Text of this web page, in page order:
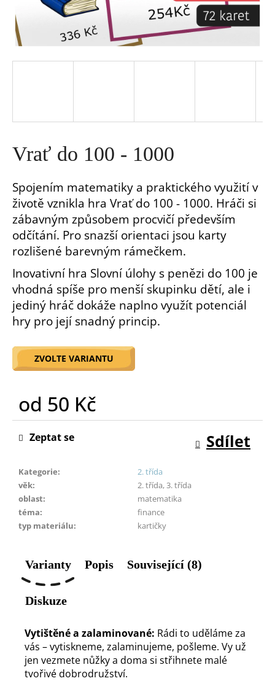
Vrať do 100 - 1000
Spojením matematiky a praktického využití v
životě vznikla hra Vrať do 100 - 1000. Hráči si
zábavným způsobem procvičí především
odčítání. Pro snazší orientaci jsou karty
rozlišené barevným rámečkem.
Inovativní hra Slovní úlohy s penězi do 100 je
vhodná spíše pro menší skupinku dětí, ale i
jediný hráč dokáže naplno využít potenciál
hry pro její snadný princip.
ZVOLTE VARIANTU
od 50 Kč
Měrná
cena:
Kategorie:
2. třída
věk:
2. třída, 3. třída
oblast:
matematika
téma:
finance
typ materiálu: kartičky
Zeptat se Sdílet
Varianty Popis Související (8)
Diskuze
Vytištěné a zalaminované: Rádi to uděláme za
vás – vytiskneme, zalaminujeme, pošleme. Vy už
jen vezmete nůžky a doma si střihnete malé
tvořivé dobrodružství.
a
j
t
HLEDAT
D
o
p
o
r
u
č
j
e